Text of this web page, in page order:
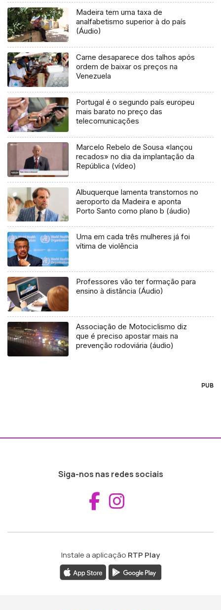
Madeira tem uma taxa de
analfabetismo superior à do país
(Áudio)
Carne desaparece dos talhos após
ordem de baixar os preços na
Venezuela
Portugal é o segundo país europeu
mais barato no preço das
telecomunicações
Marcelo Rebelo de Sousa «lançou
recados» no dia da implantação da
República (vídeo)
Albuquerque lamenta transtornos no
aeroporto da Madeira e aponta
Porto Santo como plano b (áudio)
Uma em cada três mulheres já foi
vítima de violência
Professores vão ter formação para
ensino à distância (Áudio)
Associação de Motociclismo diz
que é preciso apostar mais na
prevenção rodoviária (áudio)
PUB
Siga-nos nas redes sociais
Aceder ao
Instale a aplicação RTP Play